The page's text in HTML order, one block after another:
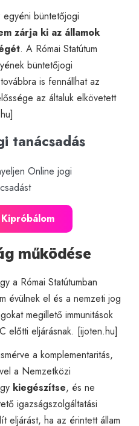
egyéni büntetőjogi
zárja ki az államok
. A Római Statútum
büntetőjogi
is fennállhat az
az általuk elkövetett
]
tanácsadás
Online jogi
Kipróbálom
működése
a Római Statútumban
évülnek el és a nemzeti jog
megillető immunitások
előtti eljárásnak. [ijoten.hu]
a komplementaritás,
a Nemzetközi
kiegészítse, és ne
igazságszolgáltatási
eljárást, ha az érintett állam